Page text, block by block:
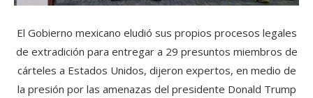
El Gobierno mexicano eludió sus propios procesos legales
de extradición para entregar a 29 presuntos miembros de
cárteles a Estados Unidos, dijeron expertos, en medio de
la presión por las amenazas del presidente Donald Trump